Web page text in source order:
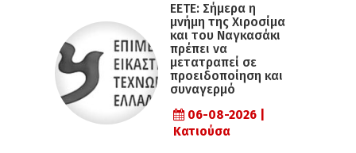
ΕΕΤΕ: Σήμερα η
μνήμη της Χιροσίμα
και του Ναγκασάκι
πρέπει να
μετατραπεί σε
προειδοποίηση και
συναγερμό
06-08-2026 |
Κατιούσα